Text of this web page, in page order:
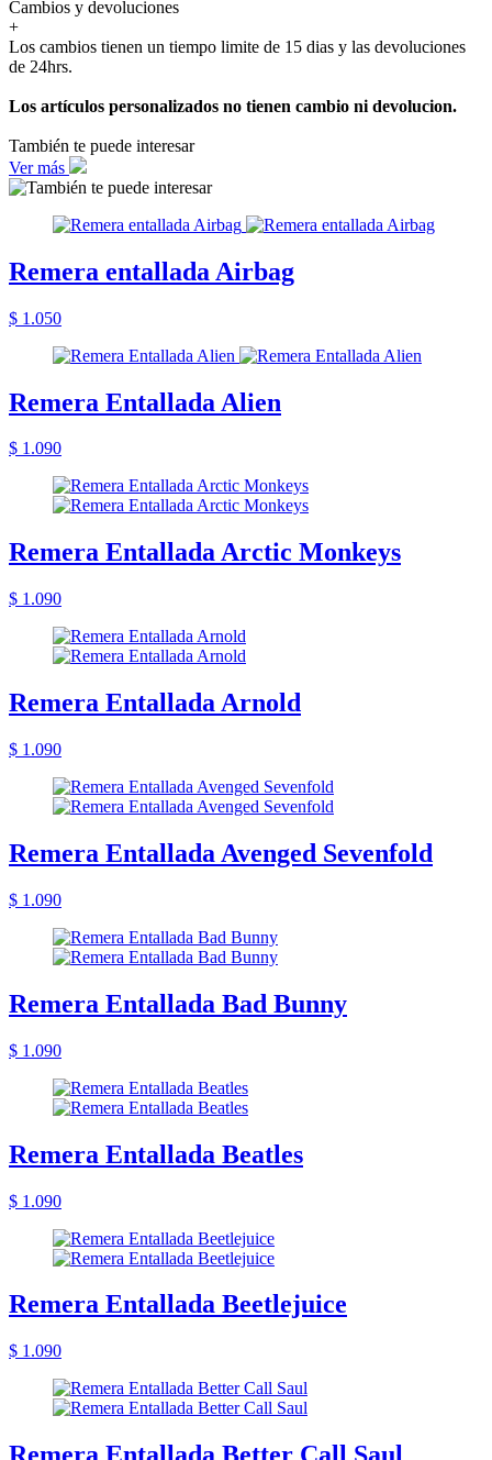
Cambios y devoluciones
+
Los cambios tienen un tiempo limite de 15 dias y las devoluciones
de 24hrs.
Los artículos personalizados no tienen cambio ni devolucion.
También te puede interesar
Ver más
Remera entallada Airbag
$ 1.050
Remera Entallada Alien
$ 1.090
Remera Entallada Arctic Monkeys
$ 1.090
Remera Entallada Arnold
$ 1.090
Remera Entallada Avenged Sevenfold
$ 1.090
Remera Entallada Bad Bunny
$ 1.090
Remera Entallada Beatles
$ 1.090
Remera Entallada Beetlejuice
$ 1.090